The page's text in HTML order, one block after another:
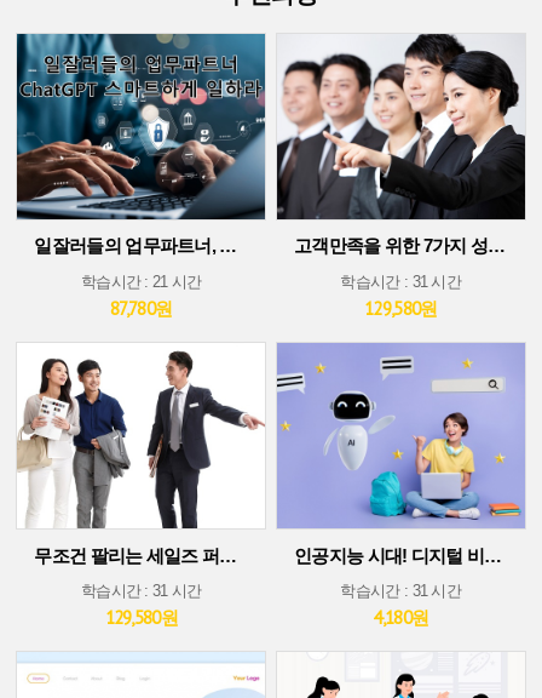
일잘러들의 업무파트너, ChatGPT 스마트하게 일하라!
학습시간 : 21 시간
87,780원
고객만족을 위한 7가지 성공 가이드
학습시간 : 31 시간
129,580원
무조건 팔리는 세일즈 퍼포먼스 스킬
학습시간 : 31 시간
129,580원
인공지능 시대! 디지털 비즈니스 플랫폼에서 살아남기(30차시 ver)
학습시간 : 31 시간
4,180원